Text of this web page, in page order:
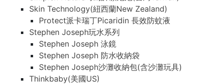
Skin Technology(紐西蘭New Zealand)
Protect派卡瑞丁Picaridin 長效防蚊液
Stephen Joseph玩水系列
Stephen Joseph 泳鏡
Stephen Joseph 防水收納袋
Stephen Joseph沙灘收納包(含沙灘玩具)
Thinkbaby(美國US)